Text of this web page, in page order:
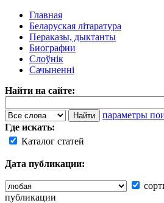
Главная
Беларуская літаратура
Пераказы, дыктанты
Биографии
Слоўнік
Сачыненні
Найти на сайте:
параметры
Где искать:
Каталог статей
Дата публикации:
публикации